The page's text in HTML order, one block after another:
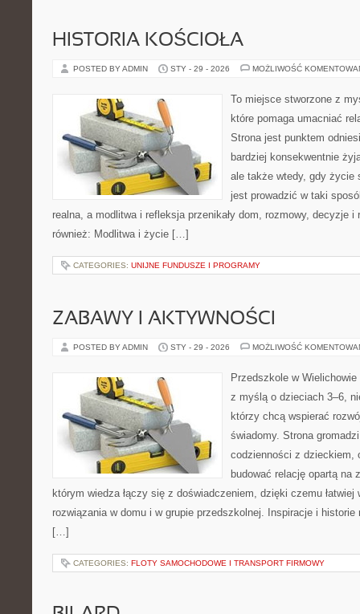
HISTORIA KOŚCIOŁA
POSTED BY ADMIN STY - 29 - 2026 MOŻLIWOŚĆ
To miejsce stworzone z
które pomaga umacniać
Strona jest punktem
bardziej konsekwentnie
ale także wtedy, gdy życie
jest prowadzić w taki
realna, a modlitwa i refleksja przenikały dom, rozmowy, decyzje
również: Modlitwa i życie […]
CATEGORIES: UNIJNE FUNDUSZE I PROGRAMY
ZABAWY I AKTYWNOŚCI
POSTED BY ADMIN STY - 29 - 2026 MOŻLIWOŚĆ
Przedszkole w
z myślą o dzieciach 3–6,
którzy chcą wspierać
świadomy. Strona
codzienności z dzieckiem,
budować relację opartą na
którym wiedza łączy się z doświadczeniem, dzięki czemu łatwiej
rozwiązania w domu i w grupie przedszkolnej. Inspiracje i historie
[…]
CATEGORIES: FLOTY SAMOCHODOWE I TRANSPORT FIRMOWY